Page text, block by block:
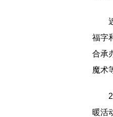
福字
合承
魔术
暖活